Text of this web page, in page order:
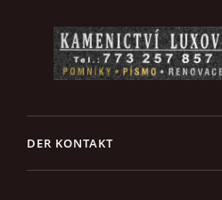
DER KONTAKT